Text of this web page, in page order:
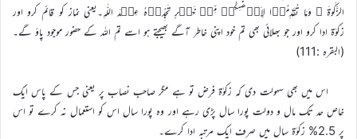
الزَّکٰوۃَ ؕ وَمَا تُقَدِّمُوۡا لِاَنۡفُسِکُمۡ مِّنۡ خَیۡرٍ تَجِدُوۡہُ عِنۡدَ اللّٰہِ۔یعنی نماز کو قائم کرو اور
زکوٰۃ ادا کرو اور جو بھلائی بھی تم خود اپنی خاطر آگے بھیجتے ہو اسے تم اللہ کے حضور موجود پاؤ گے۔
(البقرہ :111)
اس میں بھی سہولت دی کہ زکوٰۃ فرض تو ہے مگر صاحب نصاب پر یعنی جس کے پاس ایک
خاص حد تک مال و دولت پورا سال پڑی رہے اور وہ پورا سال اس کو استعمال نہ کرے تو اس
پر 2.5% زکوٰۃ سال میں صرف ایک مرتبہ ادا کرے۔